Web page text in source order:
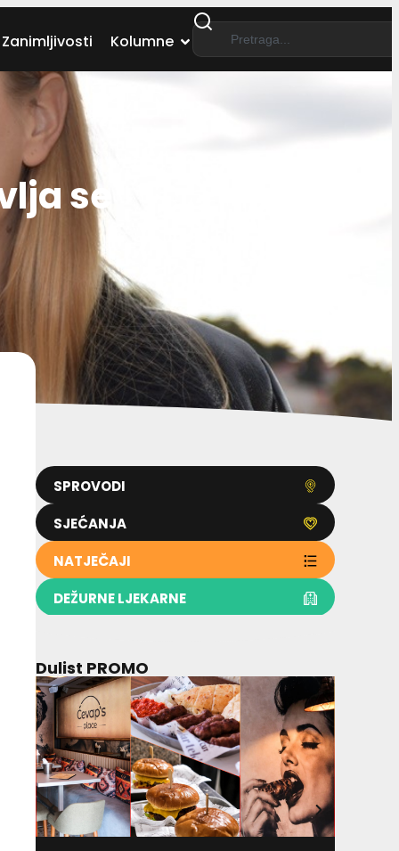
Zanimljivosti Kolumne
se
SPROVODI
SJEĆANJA
NATJEČAJI
DEŽURNE LJEKARNE
Dulist PROMO